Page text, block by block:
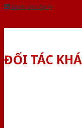
Dành cho đại lý
ĐỐI TÁC